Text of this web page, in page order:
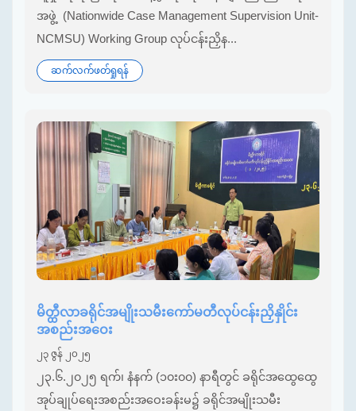
အဖွဲ့ (Nationwide Case Management Supervision Unit-
NCMSU) Working Group လုပ်ငန်းညှိန...
ဆက်လက်ဖတ်ရှုရန်
မိတ္ထီလာခရိုင်အမျိုးသမီးကော်မတီလုပ်ငန်းညှိနှိုင်း
အစည်းအဝေး
၂၃ ဇွန် ၂၀၂၅
၂၃.၆.၂၀၂၅ ရက်၊ နံနက် (၁၀း၀၀) နာရီတွင် ခရိုင်အထွေထွေ
အုပ်ချုပ်ရေးအစည်းအဝေးခန်းမ၌ ခရိုင်အမျိုးသမီး